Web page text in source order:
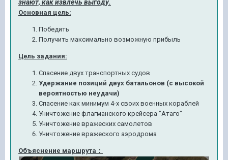
знают, как извлечь выгоду.
Основная цель:
Победить
Получить максимально возможную прибыль
Цель задания:
Спасение двух транспортных судов
Удержание позиций двух батальонов (с высокой
вероятностью неудачи)
Спасение как минимум 4-х своих военных кораблей
Уничтожение флагманского крейсера "Атаго"
Уничтожение вражеских самолетов
Уничтожение вражеского аэродрома
Объяснение маршрута：